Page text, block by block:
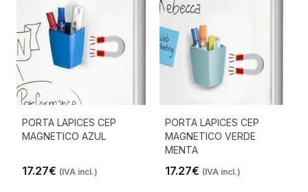
PORTA LAPICES CEP
MAGNETICO AZUL
17.27€ (IVA incl.)
PORTA LAPICES CEP
MAGNETICO VERDE
MENTA
17.27€ (IVA incl.)